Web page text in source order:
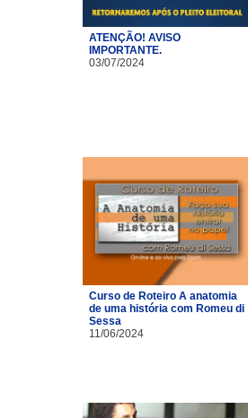
ATENÇÃO! AVISO
IMPORTANTE.
03/07/2024
Curso de Roteiro A anatomia
de uma história com Romeu di
Sessa
11/06/2024